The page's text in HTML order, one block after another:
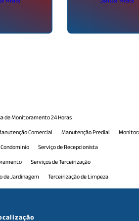
de Monitoramento 24 Horas
Comercial Manutenção Predial
Serviço de Recepcionista
Serviços de Terceirização
de Jardinagem
Terceirização de Limpeza
de Portaria
Terceirização de Portaria 24h